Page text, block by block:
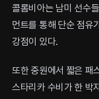
콜롬비아는 남미 선수
먼트를 통해 단순 점유
강점이 있다.
또한 중원에서 짧은 패
스타리카 수비가 한 박